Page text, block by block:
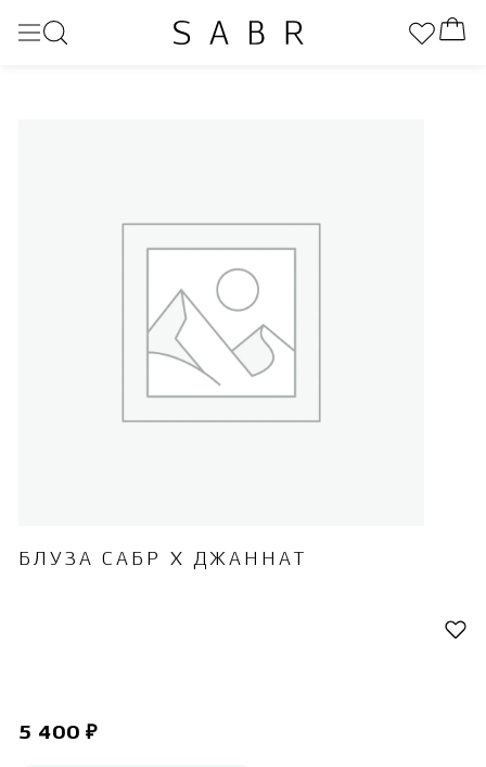
БЛУЗА САБР Х ДЖАННАТ
5 400 ₽